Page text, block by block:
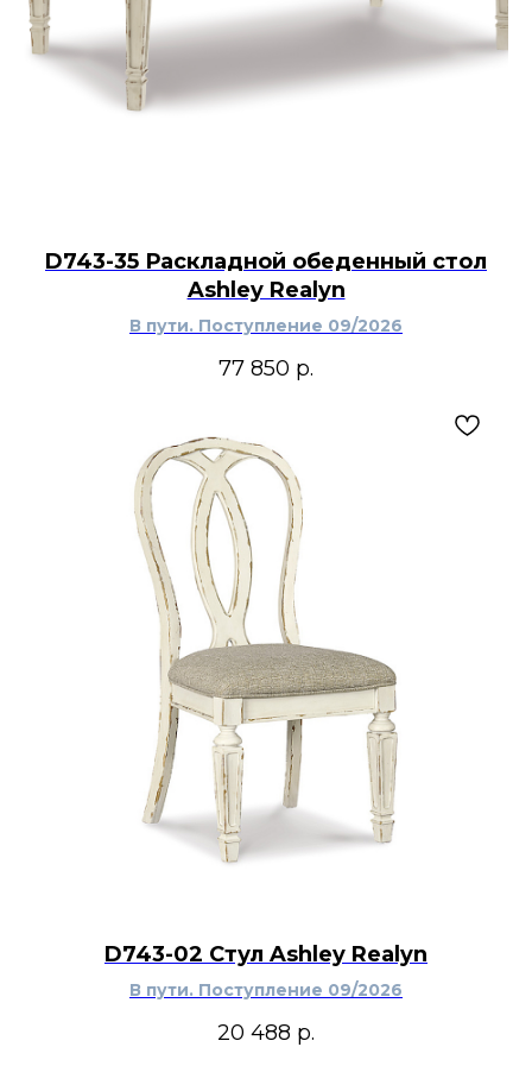
D743-35 Раскладной обеденный стол
Ashley Realyn
В пути. Поступление 09/2026
77 850 р.
D743-02 Стул Ashley Realyn
В пути. Поступление 09/2026
20 488 р.